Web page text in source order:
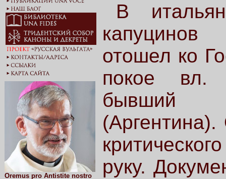
Oremus pro Antistite nostro
В
отошел ко
покое вл.
бывший
руку.